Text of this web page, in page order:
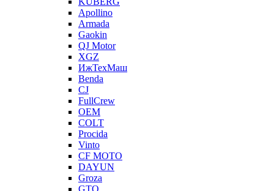
Apollino
Armada
Gaokin
QJ Motor
XGZ
ИжТехМаш
Benda
CJ
FullCrew
OEM
COLT
Procida
Vinto
CF MOTO
DAYUN
Groza
GTO